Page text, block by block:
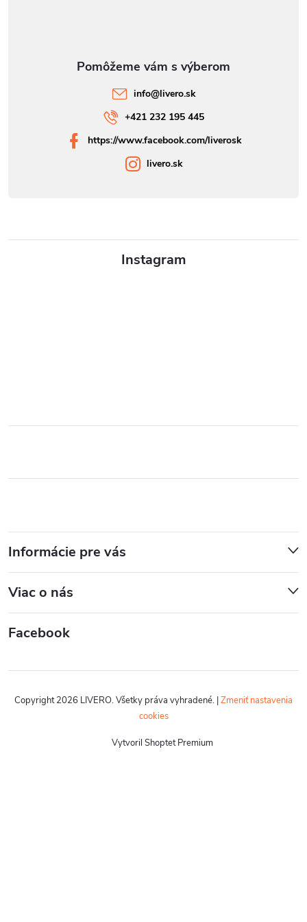
Instagram
Informácie pre vás
Viac o nás
Facebook
info@livero.sk
+421 232 195 445
https://www.facebook.com/liverosk
livero.sk
Vytvoril Shoptet Premium
Copyright 2026 LIVERO. Všetky práva vyhradené. |Zmeniť nastavenia
cookies